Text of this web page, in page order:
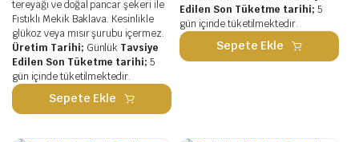
tereyağı ve doğal pancar şekeri ile
Fıstıklı Mekik Baklava. Kesinlikle
glükoz veya mısır şurubu içermez.
Üretim Tarihi; Günlük Tavsiye
Edilen Son Tüketme tarihi;5
gün içinde tüketilmektedir.
Sepete Ekle
Edilen Son Tüketme tarihi;5
gün içinde tüketilmektedir.
Sepete Ekle